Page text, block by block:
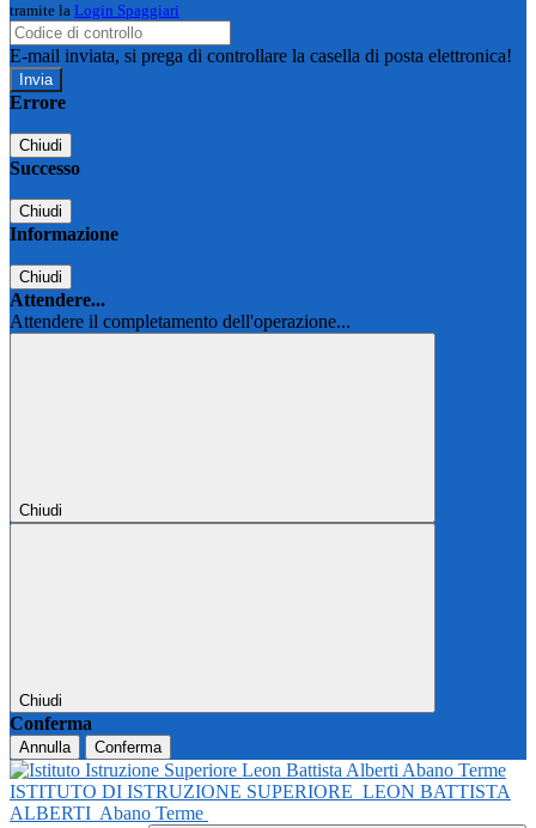
tramite la Login Spaggiari
E-mail inviata, si prega di controllare la casella di posta elettronica!
Errore
Chiudi
Successo
Chiudi
Informazione
Chiudi
Attendere...
Attendere il completamento dell'operazione...
Chiudi
Chiudi
Conferma
Annulla Conferma
ISTITUTO DI ISTRUZIONE SUPERIORE LEON BATTISTA
ALBERTI Abano Terme